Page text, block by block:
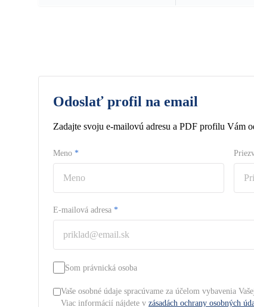
Odoslať profil na email
Zadajte svoju e-mailovú adresu a PDF profilu Vám
Meno *
E-mailová adresa *
Som právnická osoba
Vaše osobné údaje spracúvame za účelom vybavenia
Viac informácií nájdete v zásadách ochrany osobných